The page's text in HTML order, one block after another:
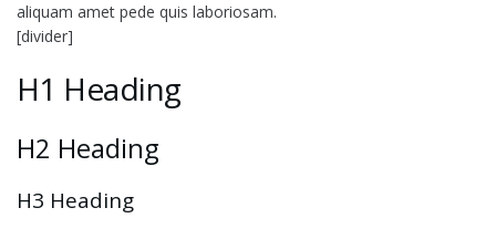
aliquam amet pede quis laboriosam.
[divider]
H1 Heading
H2 Heading
H3 Heading